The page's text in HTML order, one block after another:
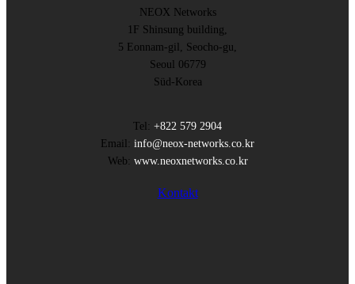
NEOX Networks
1F Shinsung building,
5 Eonnam-gil, Seocho-gu,
Seoul 06779
Süd-Korea
Tel: +822 579 2904
Email: info@neox-networks.co.kr
Web: www.neoxnetworks.co.kr
Kontakt